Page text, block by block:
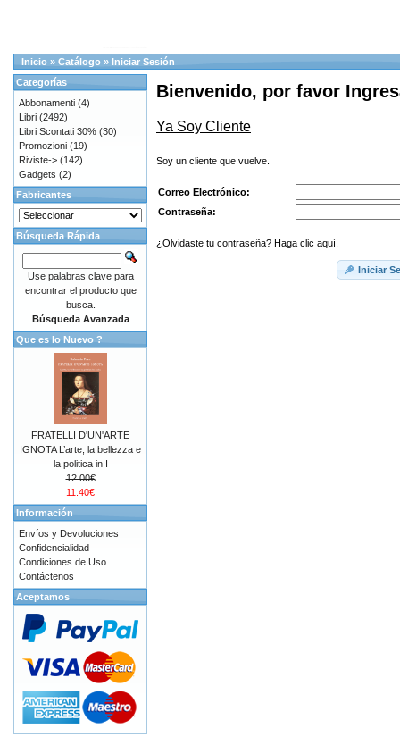
Inicio » Catálogo » Iniciar Sesión
Bienvenido, por favor
Ya Soy Cliente
Soy un cliente que vuelve.
Correo Electrónico:
Contraseña:
¿Olvidaste tu contraseña? Haga clic aquí.
Iniciar
Categorías
Abbonamenti (4)
Libri (2492)
Libri Scontati 30% (30)
Promozioni (19)
Riviste-> (142)
Gadgets (2)
Fabricantes
Búsqueda Rápida
Use palabras clave para
encontrar el producto que
busca.
Búsqueda Avanzada
Que es lo Nuevo ?
FRATELLI D'UN'ARTE
IGNOTA L’arte, la bellezza e
la politica in I
12.00€
11.40€
Información
Envíos y Devoluciones
Confidencialidad
Condiciones de Uso
Contáctenos
Aceptamos